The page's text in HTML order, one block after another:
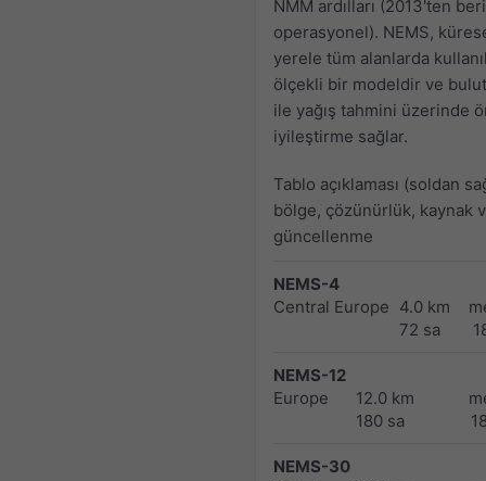
NMM ardılları (2013'ten beri
operasyonel). NEMS,
yerele tüm alanlarda
ölçekli bir modeldir ve
ile yağış tahmini üzerinde
iyileştirme sağlar.
Tablo açıklaması (soldan
bölge, çözünürlük, kaynak
güncellenme
NEMS-4
Central Europe 4.0 km
72 sa
NEMS-12
Europe
12.0 km
180 sa
NEMS-30